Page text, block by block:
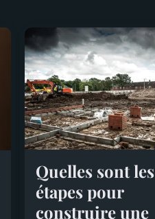
Quelles sont les
étapes pour
construire une